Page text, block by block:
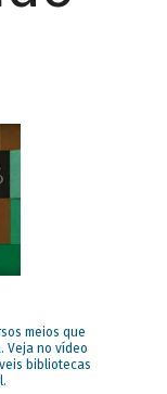
meios que
Veja no vídeo
bibliotecas